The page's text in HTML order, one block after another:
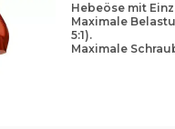
Hebeöse mit
Maximale
5:1).
Maximale